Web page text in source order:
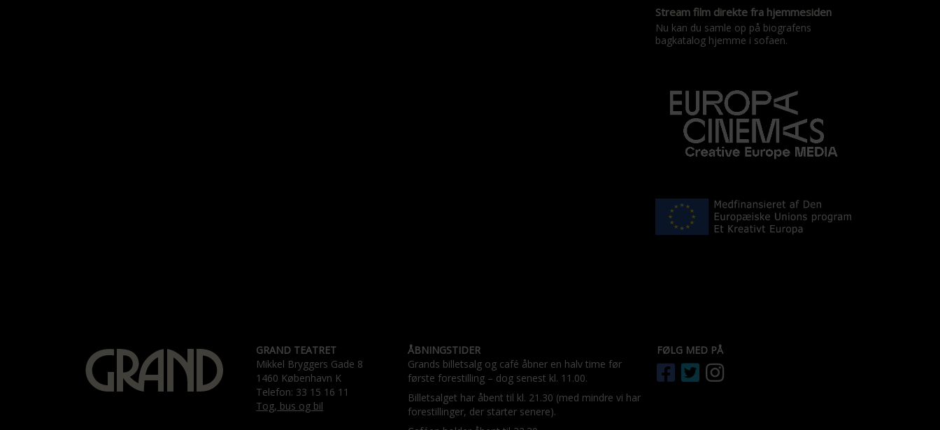
Stream film direkte fra hjemmesiden
Nu kan du samle op på biografens
bagkatalog hjemme i sofaen.
GRAND TEATRET
Mikkel Bryggers Gade 8
1460 København K
Telefon: 33 15 16 11
Tog, bus og bil
ÅBNINGSTIDER
Grands billetsalg og café åbner en halv time før
første forestilling – dog senest kl. 11.00.
Billetsalget har åbent til kl. 21.30 (med mindre vi har
forestillinger, der starter senere).
FØLG MED PÅ